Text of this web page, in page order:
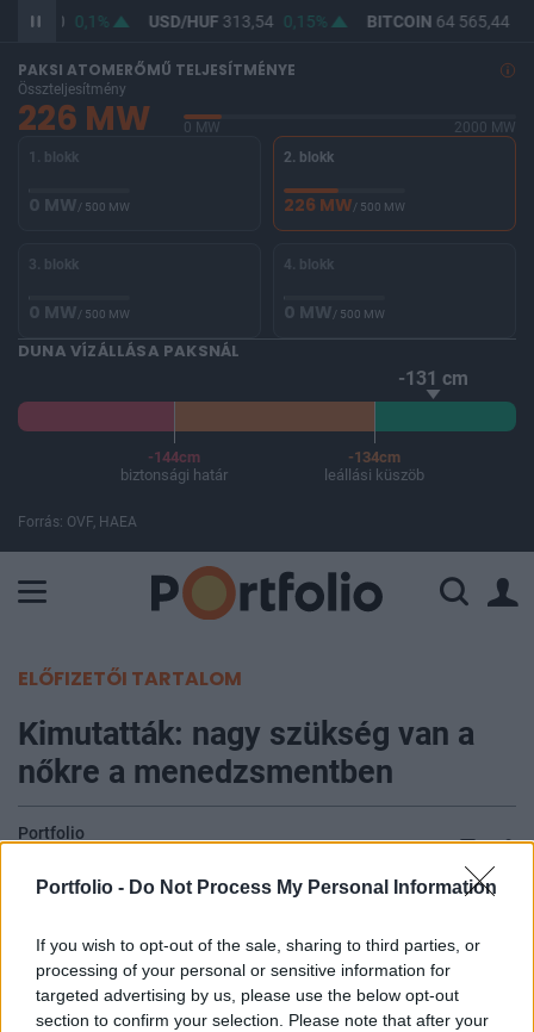
Portfolio - Do Not Process My Personal Information
If you wish to opt-out of the sale, sharing to third parties, or
processing of your personal or sensitive information for
targeted advertising by us, please use the below opt-out
section to confirm your selection. Please note that after your
362,10 0,1% USD/HUF 313,54 0,15% BITCOIN 64 565,44
PAKSI ATOMERŐMŰ TELJESÍTMÉNYE
Összteljesítmény
226 MW 0 MW
2000 MW
1. blokk
0 MW/ 500 MW
2. blokk
226 MW/ 500 MW
3. blokk
0 MW/ 500 MW
4. blokk
0 MW/ 500 MW
DUNA VÍZÁLLÁSA PAKSNÁL
-131 cm
-144cm
biztonsági határ
-134cm
leállási küszöb
Forrás: OVF, HAEA
ELŐFIZETŐI TARTALOM
Kimutatták: nagy szükség van a
nőkre a menedzsmentben
Portfolio
kapcsolat áll fenn az egyes társaságok vezetői
összetételének sokoldalúsága és az
eredményességük között. A számok igen